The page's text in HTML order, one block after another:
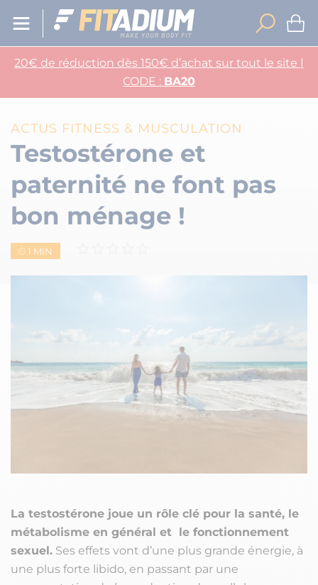
20€ de réduction dès 150€ d’achat sur tout le site |
CODE : BA20
ACTUS FITNESS & MUSCULATION
Testostérone et
paternité ne font pas
bon ménage !
1 MIN
La testostérone joue un rôle clé pour la santé, le
métabolisme en général et le fonctionnement
sexuel. Ses effets vont d’une plus grande énergie, à
une plus forte libido, en passant par une